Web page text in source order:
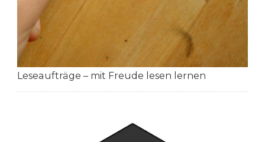
Leseaufträge – mit Freude lesen lernen